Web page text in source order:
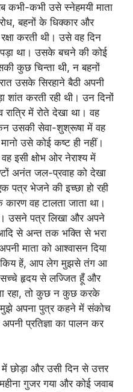
कभी-कभी उसे स्नेहमयी माता
बहनों के धिक्कार और
करती थी। उसे वह दिन
पड़ा था। उसके बचने की कोई
कुछ चिन्ता थी, न बहनों
उसके सिरहाने बैठी अपनी
शांत करती रही थी। उन दिनों
में रोते देखा था। वह
उसकी सेवा-शुश्रूषा में वह
उसे कोई कष्ट ही नहीं।
इसी क्षोभ ओर नेराश्य में
अनंत जल-प्रवाह को देखा
पत्र भेजने की इच्छा हो रही
वह टालता जाता था।
उसने पत्र लिखा और अपने
से अन्त तक भक्ति से भरा
माता को आश्वासन दिया
किय हें, आप लेग मुझसे तंग आ
सच्चे हृदय से लज्जित हूँ और
रहा, तो कुछ न कुछ करके
अपना पुत्र कहने में संकोच
प्रतिज्ञा का पालन कर
और उसी दिन से उत्तर
गुजर गया और कोई जवाब